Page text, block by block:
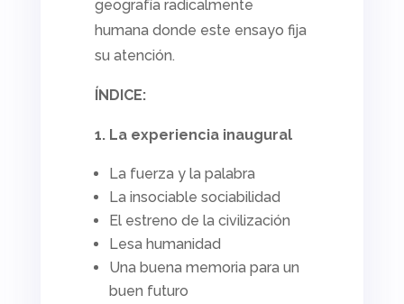
geografía radicalmente
humana donde este ensayo fija
su atención.
ÍNDICE:
1. La experiencia inaugural
La fuerza y la palabra
La insociable sociabilidad
El estreno de la civilización
Lesa humanidad
Una buena memoria para un
buen futuro